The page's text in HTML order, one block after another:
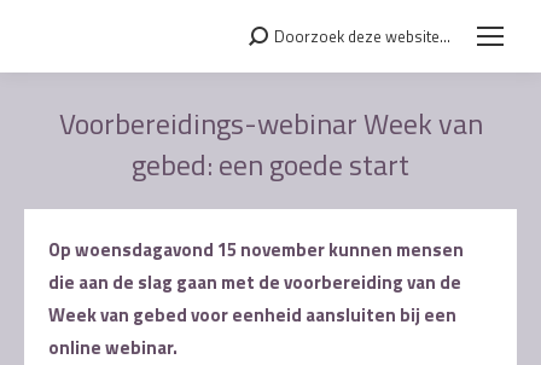
Search:Doorzoek deze website...
Voorbereidings-webinar Week van
gebed: een goede start
Op woensdagavond 15 november kunnen mensen
die aan de slag gaan met de voorbereiding van de
Week van gebed voor eenheid aansluiten bij een
online webinar.